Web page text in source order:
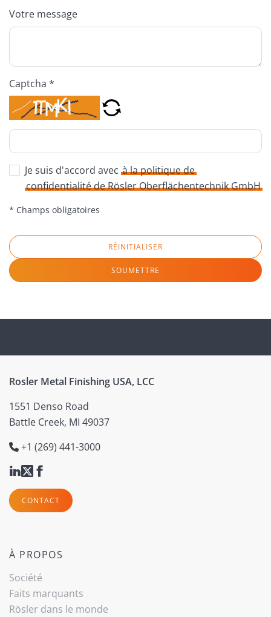
Votre message
Captcha *
Je suis d'accord avec à la politique de
confidentialité de Rösler Oberflächentechnik GmbH
* Champs obligatoires
RÉINITIALISER
SOUMETTRE
Rosler Metal Finishing USA, LCC
1551 Denso Road
Battle Creek, MI 49037
+1 (269) 441-3000
CONTACT
À PROPOS
Société
Faits marquants
Rösler dans le monde